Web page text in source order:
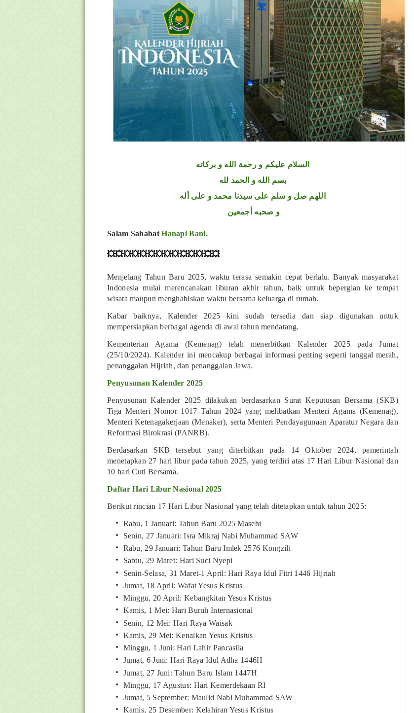
السلام عليكم و رحمة الله و بركاته
بسم الله و الحمد لله
اللهم صل و سلم على سيدنا محمد و على أله
و صحبه أجمعين
Salam SahabatHanapi Bani.
💥💥💥💥💥💥💥💥💥💥💥💥💥💥
Menjelang Tahun Baru 2025, waktu terasa semakin cepat berlalu. Banyak masyarakat
Indonesia mulai merencanakan liburan akhir tahun, baik untuk bepergian ke tempat
wisata maupun menghabiskan waktu bersama keluarga di rumah.
Kabar baiknya, Kalender 2025 kini sudah tersedia dan siap digunakan untuk
mempersiapkan berbagai agenda di awal tahun mendatang.
Kementerian Agama (Kemenag) telah menerbitkan Kalender 2025 pada Jumat
(25/10/2024). Kalender ini mencakup berbagai informasi penting seperti tanggal merah,
penanggalan Hijriah, dan penanggalan Jawa.
Penyusunan Kalender 2025
Penyusunan Kalender 2025 dilakukan berdasarkan Surat Keputusan Bersama (SKB)
Tiga Menteri Nomor 1017 Tahun 2024 yang melibatkan Menteri Agama (Kemenag),
Menteri Ketenagakerjaan (Menaker), serta Menteri Pendayagunaan Aparatur Negara dan
Reformasi Birokrasi (PANRB).
Berdasarkan SKB tersebut yang diterbitkan pada 14 Oktober 2024, pemerintah
menetapkan 27 hari libur pada tahun 2025, yang terdiri atas 17 Hari Libur Nasional dan
10 hari Cuti Bersama.
Daftar Hari Libur Nasional 2025
Berikut rincian 17 Hari Libur Nasional yang telah ditetapkan untuk tahun 2025:
Rabu, 1 Januari: Tahun Baru 2025 Masehi
Senin, 27 Januari: Isra Mikraj Nabi Muhammad SAW
Rabu, 29 Januari: Tahun Baru Imlek 2576 Kongzili
Sabtu, 29 Maret: Hari Suci Nyepi
Senin-Selasa, 31 Maret-1 April: Hari Raya Idul Fitri 1446 Hijriah
Jumat, 18 April: Wafat Yesus Kristus
Minggu, 20 April: Kebangkitan Yesus Kristus
Kamis, 1 Mei: Hari Buruh Internasional
Senin, 12 Mei: Hari Raya Waisak
Kamis, 29 Mei: Kenaikan Yesus Kristus
Minggu, 1 Juni: Hari Lahir Pancasila
Jumat, 6 Juni: Hari Raya Idul Adha 1446H
Jumat, 27 Juni: Tahun Baru Islam 1447H
Minggu, 17 Agustus: Hari Kemerdekaan RI
Jumat, 5 September: Maulid Nabi Muhammad SAW
Kamis, 25 Desember: Kelahiran Yesus Kristus